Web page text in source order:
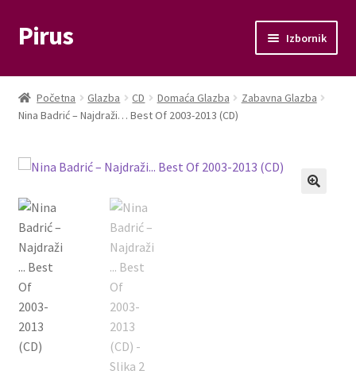
Preskoči
na
Skoči
do
Pirus Izbornik
Glazba
Film
Knjige
Memorabilije
Moj račun
Naplata
Košarica
Početna Glazba CD Domaća Glazba
Zabavna Glazba
Nina Badrić – Najdraži… Best Of 2003-2013 (CD)